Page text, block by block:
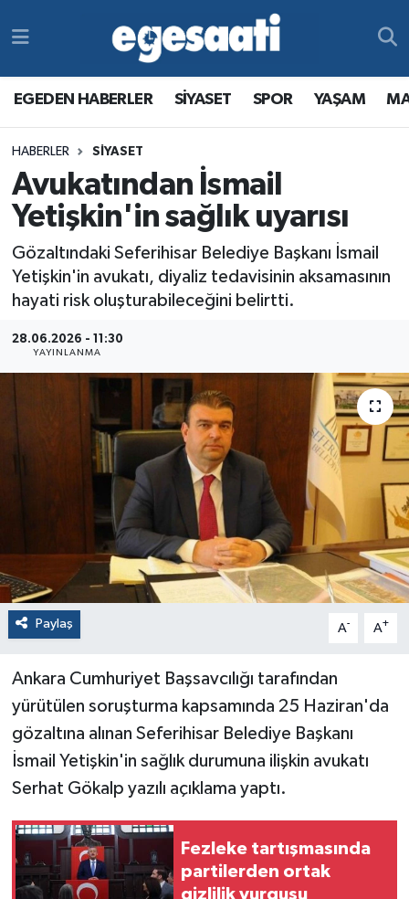
EGEDEN HABERLER SİYASET SPOR YAŞAM
HABERLER SİYASET
Avukatından İsmail
Yetişkin'in sağlık uyarısı
Gözaltındaki Seferihisar Belediye Başkanı İsmail
Yetişkin'in avukatı, diyaliz tedavisinin aksamasının
hayati risk oluşturabileceğini belirtti.
28.06.2026 - 11:30
YAYINLANMA
Paylaş A- A+
Ankara Cumhuriyet Başsavcılığı tarafından
yürütülen soruşturma kapsamında 25 Haziran'da
gözaltına alınan Seferihisar Belediye Başkanı
İsmail Yetişkin'in sağlık durumuna ilişkin avukatı
Serhat Gökalp yazılı açıklama yaptı.
Fezleke tartışmasında
partilerden ortak
gizlilik vurgusu
MAGAZİN
RESMİ REKLAMLAR
YAŞAM
MAGAZİN
RESMİ REKLAMLAR
Egemax TV
Süper Lig Puan Durumu ve Fikstür
Tüm Manşetler
Son Dakika Haberleri
Haber Arşivi